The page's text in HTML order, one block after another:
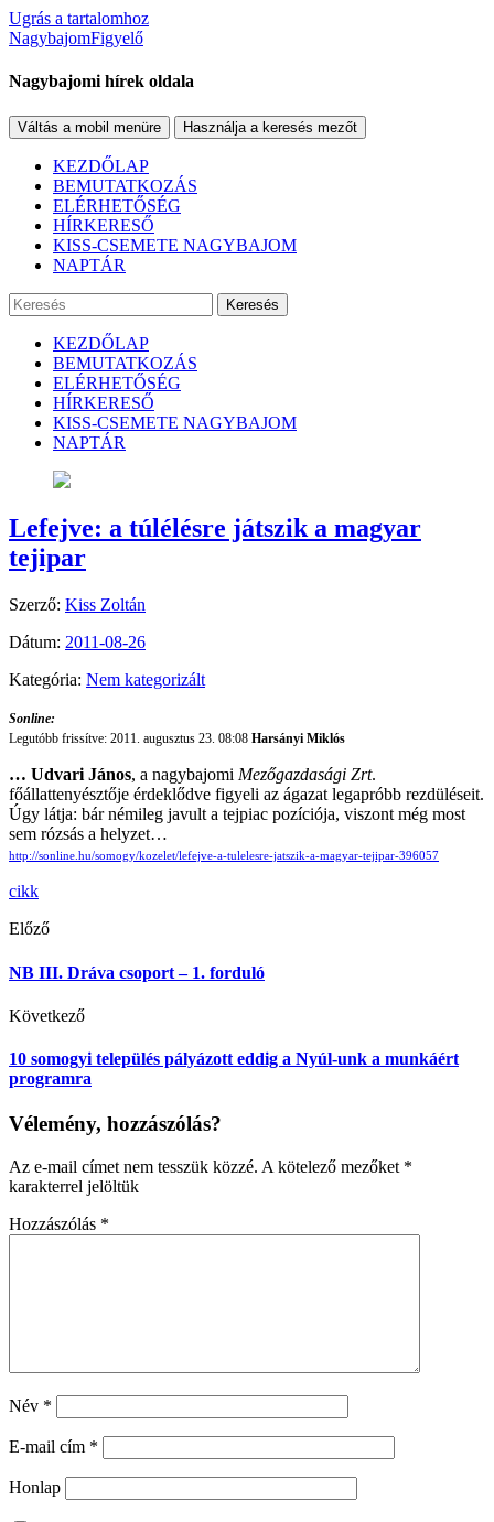
Ugrás a tartalomhoz
NagybajomFigyelő
Nagybajomi hírek oldala
Váltás a mobil menüre Használja a keresés mezőt
KEZDŐLAP
BEMUTATKOZÁS
ELÉRHETŐSÉG
HÍRKERESŐ
KISS-CSEMETE NAGYBAJOM
NAPTÁR
Keresés
KEZDŐLAP
BEMUTATKOZÁS
ELÉRHETŐSÉG
HÍRKERESŐ
KISS-CSEMETE NAGYBAJOM
NAPTÁR
Lefejve: a túlélésre játszik a magyar
tejipar
Szerző: Kiss Zoltán
Dátum: 2011-08-26
Kategória: Nem kategorizált
Sonline:
Legutóbb frissítve: 2011. augusztus 23. 08:08 Harsányi Miklós
… Udvari János, a nagybajomi Mezőgazdasági Zrt.
főállattenyésztője érdeklődve figyeli az ágazat legapróbb rezdüléseit.
Úgy látja: bár némileg javult a tejpiac pozíciója, viszont még most
sem rózsás a helyzet…
http://sonline.hu/somogy/kozelet/lefejve-a-tulelesre-jatszik-a-magyar-tejipar-396057
cikk
Előző
NB III. Dráva csoport – 1. forduló
Következő
10 somogyi település pályázott eddig a Nyúl-unk a munkáért
programra
Vélemény, hozzászólás?
Az e-mail címet nem tesszük közzé. A kötelező mezőket *
karakterrel jelöltük
Hozzászólás *
Név *
E-mail cím *
Honlap